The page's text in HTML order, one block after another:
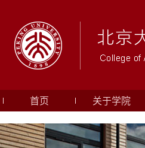
首页 关于学院